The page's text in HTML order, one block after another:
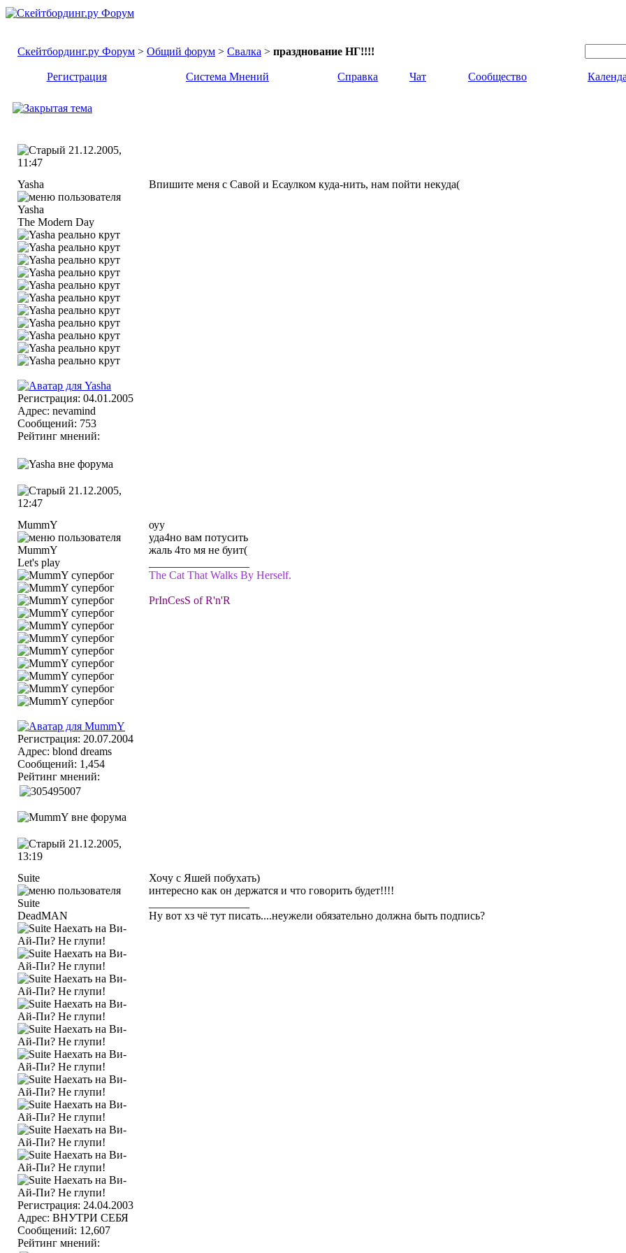
Скейтбординг.ру Форум > Общий форум > Свалка > празднование НГ!!!!
Регистрация Система Мнений Справка Чат Сообщество
21.12.2005,
11:47
Yasha
The Modern Day
Регистрация: 04.01.2005
Адрес: nevamind
Сообщений: 753
Рейтинг мнений:
Впишите меня с Савой и Есаулком куда-нить, нам пойти некуда(
21.12.2005,
12:47
MummY
Let's play
Регистрация: 20.07.2004
Адрес: blond dreams
Сообщений: 1,454
Рейтинг мнений:
оуу
уда4но вам потусить
жаль 4то мя не буит(
The Cat That Walks By Herself.
PrInCesS of R'n'R
21.12.2005,
13:19
Suite
DeadMAN
Регистрация: 24.04.2003
Адрес: ВНУТРИ СЕБЯ
Сообщений: 12,607
Рейтинг мнений:
Хочу с Яшей побухать)
интересно как он держатся и что говорить будет!!!!
Ну вот хз чё тут писать....неужели обязательно должна быть подпись?